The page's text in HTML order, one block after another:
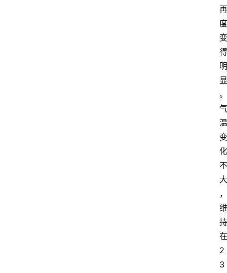
再
度
变
得
明
显
。
气
温
变
化
不
大
，
维
持
在
2
3